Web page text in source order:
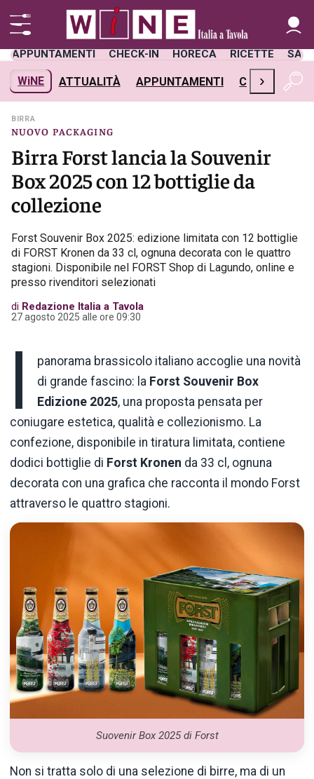
APPUNTAMENTI CHECK-IN HORECA RICETTE
WiNE ATTUALITÀ APPUNTAMENTI CHECK-IN
›
NUOVO PACKAGING
BIRRA
Birra Forst lancia la Souvenir
Box 2025 con 12 bottiglie da
collezione
Forst Souvenir Box 2025: edizione limitata con 12 bottiglie
di FORST Kronen da 33 cl, ognuna decorata con le quattro
stagioni. Disponibile nel FORST Shop di Lagundo, online e
presso rivenditori selezionati
di Redazione Italia a Tavola
27 agosto 2025 alle ore 09:30
l
panorama brassicolo italiano accoglie una novità
di grande fascino: la Forst Souvenir Box
Edizione 2025, una proposta pensata per
coniugare estetica, qualità e collezionismo. La
confezione, disponibile in tiratura limitata, contiene
dodici bottiglie di Forst Kronen da 33 cl, ognuna
decorata con una grafica che racconta il mondo Forst
attraverso le quattro stagioni.
Suovenir Box 2025 di Forst
Non si tratta solo di una selezione di birre, ma di un